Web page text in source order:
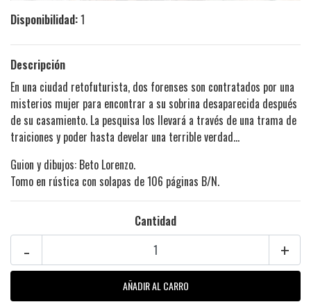
Disponibilidad:1
Descripción
En una ciudad retofuturista, dos forenses son contratados por una
misterios mujer para encontrar a su sobrina desaparecida después
de su casamiento. La pesquisa los llevará a través de una trama de
traiciones y poder hasta develar una terrible verdad...
Guion y dibujos: Beto Lorenzo.
Tomo en rústica con solapas de 106 páginas B/N.
Cantidad
+
-